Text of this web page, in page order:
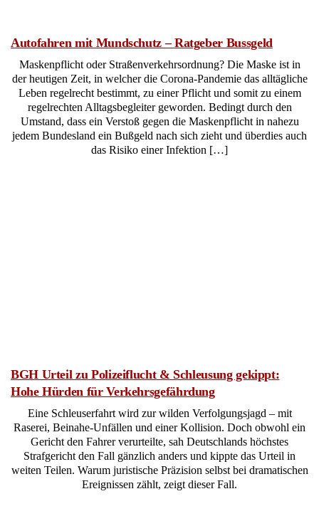
Autofahren mit Mundschutz – Ratgeber Bussgeld
Maskenpflicht oder Straßenverkehrsordnung? Die Maske ist in
der heutigen Zeit, in welcher die Corona-Pandemie das alltägliche
Leben regelrecht bestimmt, zu einer Pflicht und somit zu einem
regelrechten Alltagsbegleiter geworden. Bedingt durch den
Umstand, dass ein Verstoß gegen die Maskenpflicht in nahezu
jedem Bundesland ein Bußgeld nach sich zieht und überdies auch
das Risiko einer Infektion […]
BGH Urteil zu Polizeiflucht & Schleusung gekippt:
Hohe Hürden für Verkehrsgefährdung
Eine Schleuserfahrt wird zur wilden Verfolgungsjagd – mit
Raserei, Beinahe-Unfällen und einer Kollision. Doch obwohl ein
Gericht den Fahrer verurteilte, sah Deutschlands höchstes
Strafgericht den Fall gänzlich anders und kippte das Urteil in
weiten Teilen. Warum juristische Präzision selbst bei dramatischen
Ereignissen zählt, zeigt dieser Fall.